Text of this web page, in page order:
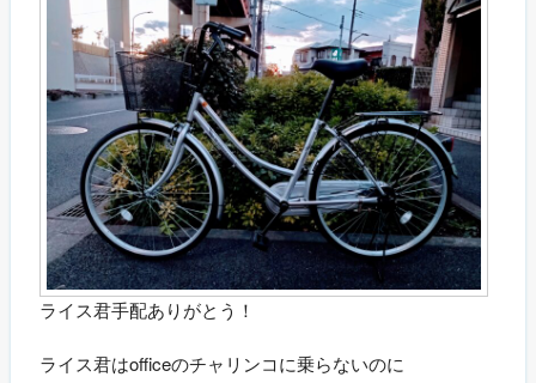
ライス君手配ありがとう！
ライス君はofficeのチャリンコに乗らないのに